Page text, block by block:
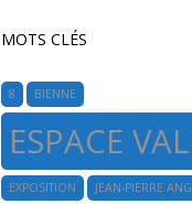
MOTS CLÉS
8 BIENNE
ESPACE
EXPOSITION JEAN-PIERRE